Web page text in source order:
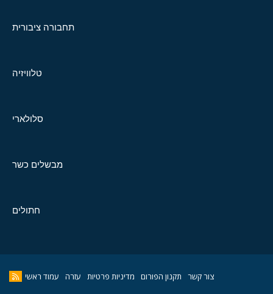
תחבורה ציבורית
טלוויזיה
סלולארי
מבשלים כשר
חתולים
צור קשר תקנון הפורום מדיניות פרטיות עזרה עמוד ראשי